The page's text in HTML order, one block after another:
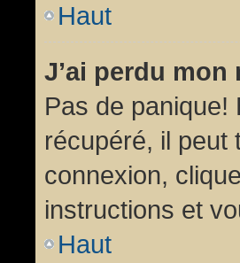
Haut
J’ai perdu
Pas de
récupéré, il peut
connexion,
instructions et
Haut